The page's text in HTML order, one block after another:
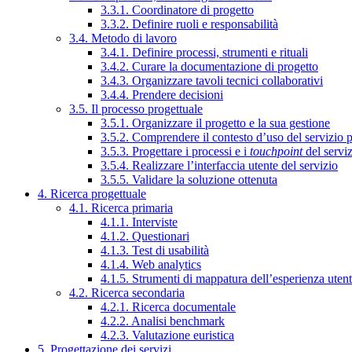
3.3.1. Coordinatore di progetto
3.3.2. Definire ruoli e responsabilità
3.4. Metodo di lavoro
3.4.1. Definire processi, strumenti e rituali
3.4.2. Curare la documentazione di progetto
3.4.3. Organizzare tavoli tecnici collaborativi
3.4.4. Prendere decisioni
3.5. Il processo progettuale
3.5.1. Organizzare il progetto e la sua gestione
3.5.2. Comprendere il contesto d’uso del servizio
3.5.3. Progettare i processi e i touchpointdel
3.5.4. Realizzare l’interfaccia utente del servizio
3.5.5. Validare la soluzione ottenuta
4. Ricerca progettuale
4.1. Ricerca primaria
4.1.1. Interviste
4.1.2. Questionari
4.1.3. Test di usabilità
4.1.4. Web analytics
4.1.5. Strumenti di mappatura dell’esperienza
4.2. Ricerca secondaria
4.2.1. Ricerca documentale
4.2.2. Analisi benchmark
4.2.3. Valutazione euristica
5. Progettazione dei servizi